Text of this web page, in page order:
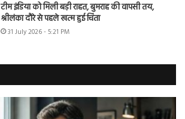
टीम इंडिया को मिली बड़ी राहत, बुमराह की वापसी तय,
श्रीलंका दौरे से पहले खत्म हुई चिंता
31 July 2026 - 5:21 PM